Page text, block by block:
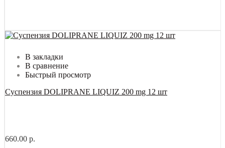
В закладки
В сравнение
Быстрый просмотр
Суспензия DOLIPRANE LIQUIZ 200 mg 12 шт
660.00 р.